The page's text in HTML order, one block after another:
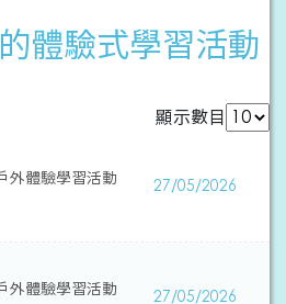
體驗式學習活動
顯示數目
外體驗學習活動
27/05/2026
外體驗學習活動
27/05/2026